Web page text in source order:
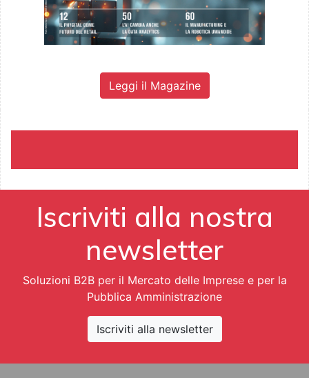
Leggi il Magazine
Iscriviti alla nostra
newsletter
Soluzioni B2B per il Mercato delle Imprese e per la
Pubblica Amministrazione
Iscriviti alla newsletter